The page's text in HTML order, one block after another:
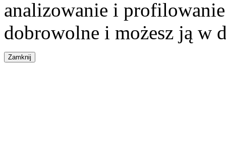
analizowanie i
dobrowolne i możesz ją w